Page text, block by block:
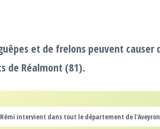
et de frelons peuvent causer
de Réalmont (81).
Rémi intervient dans tout le département de l'Aveyron